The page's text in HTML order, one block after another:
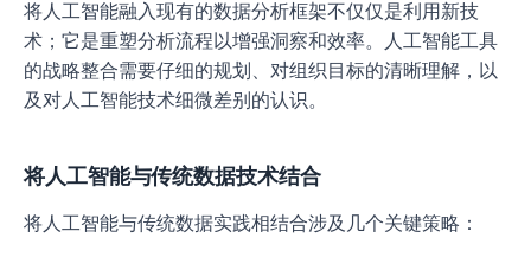
将人工智能融入现有的数据分析框架不仅仅是利用新技
术；它是重塑分析流程以增强洞察和效率。人工智能工具
的战略整合需要仔细的规划、对组织目标的清晰理解，以
及对人工智能技术细微差别的认识。
将人工智能与传统数据技术结合
将人工智能与传统数据实践相结合涉及几个关键策略：